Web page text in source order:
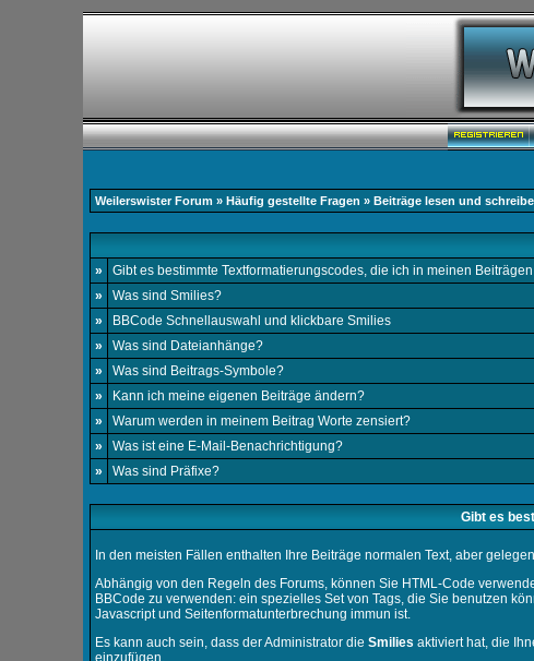
Weilerswister Forum » Häufig gestellte Fragen » Beiträge lesen und
»
Gibt es bestimmte Textformatierungscodes, die ich in meinen
»
Was sind Smilies?
»
BBCode Schnellauswahl und klickbare Smilies
»
Was sind Dateianhänge?
»
Was sind Beitrags-Symbole?
»
Kann ich meine eigenen Beiträge ändern?
»
Warum werden in meinem Beitrag Worte zensiert?
»
Was ist eine E-Mail-Benachrichtigung?
»
Was sind Präfixe?
Gibt es
In den meisten Fällen enthalten Ihre Beiträge normalen Text, aber
Abhängig von den Regeln des Forums, können Sie HTML-Code
BBCode zu verwenden: ein spezielles Set von Tags, die Sie benutzen
Javascript und Seitenformatunterbrechung immun ist.
Es kann auch sein, dass der Administrator die Smilies aktiviert hat, die
einzufügen.